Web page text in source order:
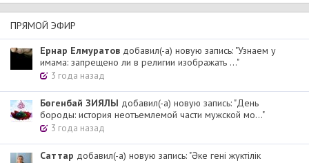
ПРЯМОЙ ЭФИР
Ернар Елмуратов добавил(-а) новую запись: "Узнаем у
имама: запрещено ли в религии изображать ..."
3 года назад
Бөгенбай ЗИЯЛЫ добавил(-а) новую запись: "День
бороды: история неотъемлемой части мужской мо..."
3 года назад
Cаттар добавил(-а) новую запись: "Әке гені жүктілік